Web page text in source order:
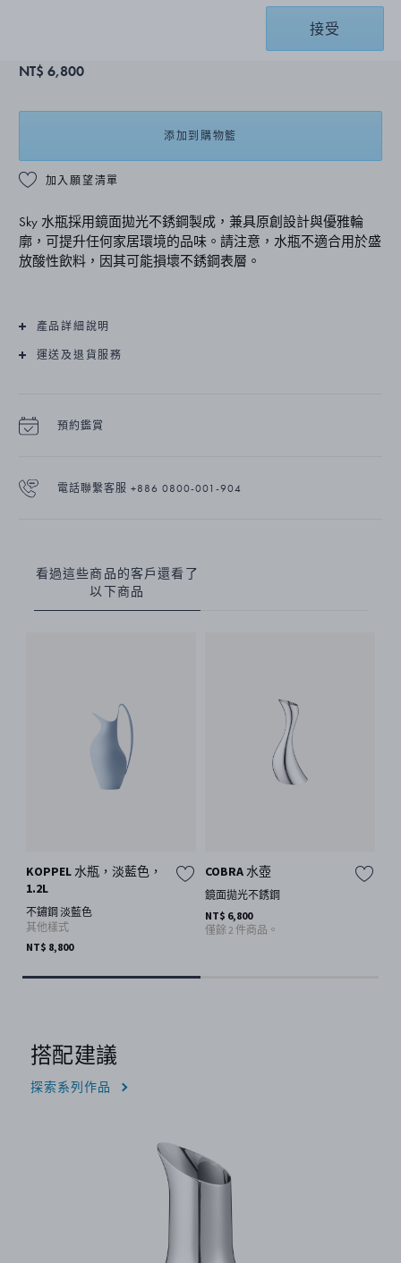
NT$ 6,800
添加到購物籃
加入願望清單
Sky 水瓶採用鏡面拋光不銹鋼製成，兼具原創設計與優雅輪
廓，可提升任何家居環境的品味。請注意，水瓶不適合用於盛
放酸性飲料，因其可能損壞不銹鋼表層。
產品詳細說明
運送及退貨服務
預約鑑賞
電話聯繫客服 +886 0800-001-904
看過這些商品的客戶還看了
以下商品
KOPPEL 水瓶，淡藍色，
1.2L
不鏽鋼 淡藍色
其他樣式
NT$ 8,800
COBRA 水壺
鏡面拋光不銹鋼
NT$ 6,800
僅餘 2 件商品。
搭配建議
探索系列作品
接受